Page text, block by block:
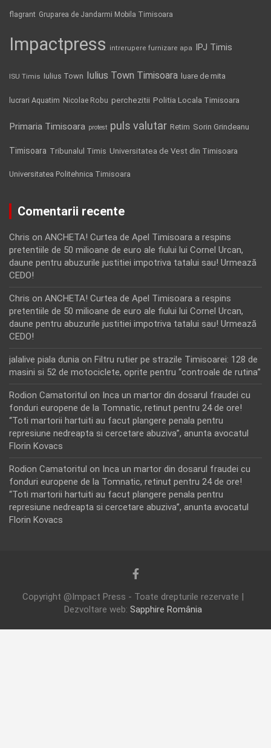
flagrant Gruparea de Jandarmi Mobila Timisoara
Impactpress intrerupere furnizare apa IPJ Timis
ISU Timis Iulius Town Iulius Town Timisoara luare de mita
lucrari Aquatim Nicolae Robu perchezitii Politia Locala Timisoara
Primaria Timisoara protest puls valutar Retim Sorin Grindeanu
Timisoara Tribunalul Timis Universitatea de Vest din Timisoara
Universitatea Politehnica Timisoara
Comentarii recente
Chris on ANCHETA! Curtea de Apel Timisoara a respins
pretentiile de 50 milioane de euro ale fiului lui Cornel Urcan,
daune pentru abuzurile justitiei impotriva tatalui sau! Urmează
CEDO!
Chris on ANCHETA! Curtea de Apel Timisoara a respins
pretentiile de 50 milioane de euro ale fiului lui Cornel Urcan,
daune pentru abuzurile justitiei impotriva tatalui sau! Urmează
CEDO!
jalalive piala dunia on Filtru rutier pe strazile Timisoarei: 128 de
masini si 52 de motociclete, oprite pentru “controale de rutina”
Rodion Camatoritul on Inca un martor din dosarul fraudei cu
fonduri europene de la Tomnatic, retinut pentru 24 de ore!
“Toti martorii hartuiti au facut plangere penala pentru
represiune nedreapta si cercetare abuziva”, anunta avocatul
Florin Kovacs
Rodion Camatoritul on Inca un martor din dosarul fraudei cu
fonduri europene de la Tomnatic, retinut pentru 24 de ore!
“Toti martorii hartuiti au facut plangere penala pentru
represiune nedreapta si cercetare abuziva”, anunta avocatul
Florin Kovacs
Copyright @Impact Press - Toate drepturile rezervate |
Dezvoltare web: Sapphire România